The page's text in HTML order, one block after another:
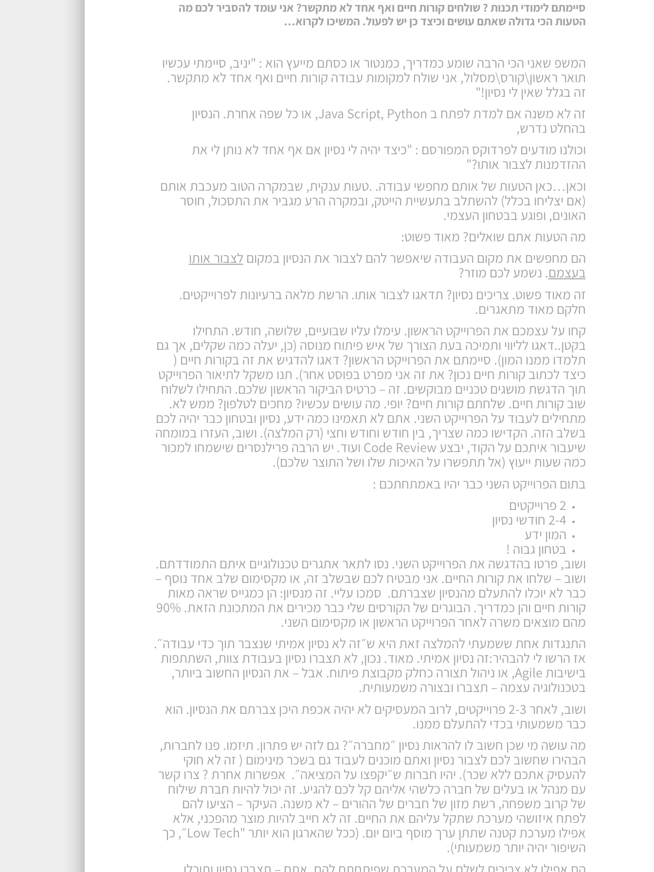
סיימתם לימודי תכנות ? שולחים קורות חיים ואף אחד לא מתקשר? אני עומד להסביר לכם מה
הטעות הכי גדולה שאתם עושים וכיצד כן יש לפעול. המשיכו לקרוא…
המשפ שאני הכי הרבה שומע כמדריך, כמנטור או כסתם מייעץ הוא : "יניב, סיימתי עכשיו
תואר ראשון\קורס\מסלול, אני שולח למקומות עבודה קורות חיים ואף אחד לא מתקשר.
זה בגלל שאין לי נסיון!"
זה לא משנה אם למדת לפתח ב Java Script, Python, או כל שפה אחרת. הנסיון
בהחלט נדרש,
וכולנו מודעים לפרדוקס המפורסם : "כיצד יהיה לי נסיון אם אף אחד לא נותן לי את
ההזדמנות לצבור אותו?"
וכאן…כאן הטעות של אותם מחפשי עבודה. .טעות ענקית, שבמקרה הטוב מעכבת אותם
(אם יצליחו בכלל) להשתלב בתעשיית הייטק, ובמקרה הרע מגביר את התסכול, חוסר
האונים, ופוגע בבטחון העצמי.
מה הטעות אתם שואלים? מאוד פשוט:
הם מחפשים את מקום העבודה שיאפשר להם לצבור את הנסיון במקום לצבור אותו
בעצמם. נשמע לכם מוזר?
זה מאוד פשוט. צריכים נסיון? תדאגו לצבור אותו. הרשת מלאה ברעיונות לפרוייקטים.
חלקם מאוד מתאגרים.
קחו על עצמכם את הפרוייקט הראשון. עימלו עליו שבועיים, שלושה, חודש. התחילו
בקטן..דאגו לליווי ותמיכה בעת הצורך של איש פיתוח מנוסה (כן, יעלה כמה שקלים, אך גם
תלמדו ממנו המון). סיימתם את הפרוייקט הראשון? דאגו להדגיש את זה בקורות חיים (
כיצד לכתוב קורות חיים נכון? את זה אני מפרט בפוסט אחר). תנו משקל לתיאור הפרוייקט
תוך הדגשת מושגים טכניים מבוקשים. זה – כרטיס הביקור הראשון שלכם. התחילו לשלוח
שוב קורות חיים. שלחתם קורות חיים? יופי. מה עושים עכשיו? מחכים לטלפון? ממש לא.
מתחילים לעבוד על הפרוייקט השני. אתם לא תאמינו כמה ידע, נסיון ובטחון כבר יהיה לכם
בשלב הזה. הקדישו כמה שצריך, בין חודש וחודש וחצי (רק המלצה). ושוב, העזרו במומחה
שיעבור איתכם על הקוד, יבצע Code Review ועוד. יש הרבה פרילנסרים שישמחו למכור
כמה שעות ייעוץ (אל תתפשרו על האיכות שלו ושל התוצר שלכם).
בתום הפרוייקט השני כבר יהיו באמתחתכם :
2 פרוייקטים
2-4 חודשי נסיון
המון ידע
בטחון גבוה !
ושוב, פרטו בהדגשה את הפרוייקט השני. נסו לתאר אתגרים טכנולוגיים איתם התמודדתם.
ושוב – שלחו את קורות החיים. אני מבטיח לכם שבשלב זה, או מקסימום שלב אחד נוסף –
כבר לא יוכלו להתעלם מהנסיון שצברתם. סמכו עליי. זה מנסיון: הן כמגייס שראה מאות
קורות חיים והן כמדריך. הבוגרים של הקורסים שלי כבר מכירים את המתכונת הזאת. 90%
מהם מוצאים משרה לאחר הפרוייקט הראשון או מקסימום השני.
התנגדות אחת ששמעתי להמלצה זאת היא ש״זה לא נסיון אמיתי שנצבר תוך כדי עבודה״.
אז הרשו לי להבהיר:זה נסיון אמיתי. מאוד. נכון, לא תצברו נסיון בעבודת צוות, השתתפות
בישיבות Agile, או ניהול תצורה כחלק מקבוצת פיתוח. אבל – את הנסיון החשוב ביותר,
בטכנולוגיה עצמה – תצברו ובצורה משמעותית.
ושוב, לאחר 2-3 פרוייקטים, לרוב המעסיקים לא יהיה אכפת היכן צברתם את הנסיון. הוא
כבר משמעותי בכדי להתעלם ממנו.
מה עושה מי שכן חשוב לו להראות נסיון ״מחברה״? גם לזה יש פתרון. תיזמו. פנו לחברות,
הבהירו שחשוב לכם לצבור נסיון ואתם מוכנים לעבוד גם בשכר מינימום ( זה לא חוקי
להעסיק אתכם ללא שכר). יהיו חברות ש״יקפצו על המציאה״. אפשרות אחרת ? צרו קשר
עם מנהל או בעלים של חברה כלשהי אליהם קל לכם להגיע. זה יכול להיות חברת שילוח
של קרוב משפחה, רשת מזון של חברים של ההורים – לא משנה. העיקר – הציעו להם
לפתח איזושהי מערכת שתקל עליהם את החיים. זה לא חייב להיות מוצר מהפכני, אלא
אפילו מערכת קטנה שתתן ערך מוסף ביום יום. (ככל שהארגון הוא יותר "Low Tech״, כך
השיפור יהיה יותר משמעותי).